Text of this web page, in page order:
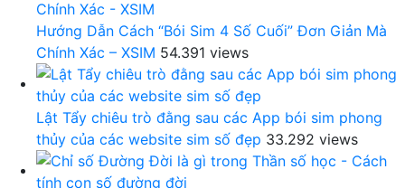
Hướng Dẫn Cách “Bói Sim 4 Số Cuối” Đơn Giản Mà
Chính Xác – XSIM 54.391 views
Lật Tẩy chiêu trò đằng sau các App bói sim phong
thủy của các website sim số đẹp 33.292 views